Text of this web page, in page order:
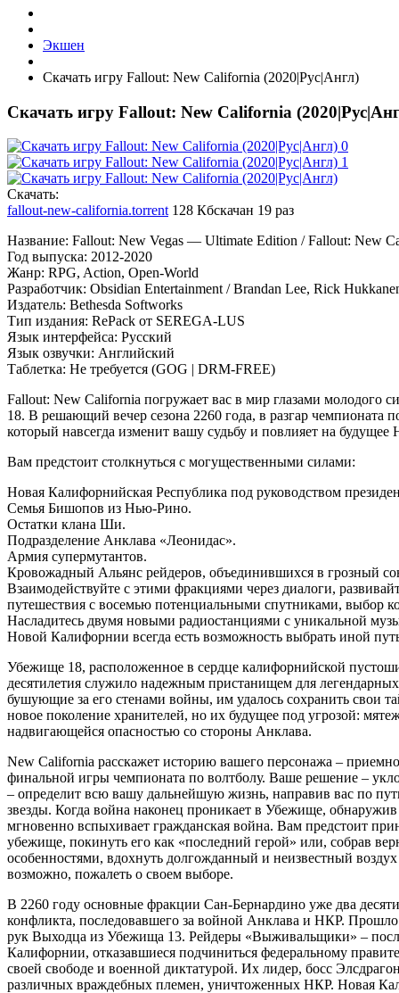
Экшен
Скачать игру Fallout: New California (2020|Рус|Англ)
Скачать игру Fallout: New California
Cкачать:
fallout-new-california.torrent 128 Кбскачан 19 раз
Название: Fallout: New Vegas — Ultimate Edition / Fallout: New
Год выпуска: 2012-2020
Жанр: RPG, Action, Open-World
Разработчик: Obsidian Entertainment / Brandan Lee, Rick
Издатель: Bethesda Softworks
Тип издания: RePack от SEREGA-LUS
Язык интерфейса: Русский
Язык озвучки: Английский
Таблетка: Не требуется (GOG | DRM-FREE)
Fallout: New California погружает вас в мир глазами молодого
18. В решающий вечер сезона 2260 года, в разгар чемпионата
который навсегда изменит вашу судьбу и повлияет на
Вам предстоит столкнуться с могущественными силами:
Новая Калифорнийская Республика под руководством
Семья Бишопов из Нью-Рино.
Остатки клана Ши.
Подразделение Анклава «Леонидас».
Армия супермутантов.
Кровожадный Альянс рейдеров, объединившихся в грозный
Взаимодействуйте с этими фракциями через диалоги,
путешествия с восемью потенциальными спутниками, выбор
Насладитесь двумя новыми радиостанциями с уникальной
Новой Калифорнии всегда есть возможность выбрать иной
Убежище 18, расположенное в сердце калифорнийской
десятилетия служило надежным пристанищем для
бушующие за его стенами войны, им удалось сохранить свои
новое поколение хранителей, но их будущее под угрозой:
надвигающейся опасностью со стороны Анклава.
New California расскажет историю вашего персонажа –
финальной игры чемпионата по волтболу. Ваше решение –
– определит всю вашу дальнейшую жизнь, направив вас по
звезды. Когда война наконец проникает в Убежище,
мгновенно вспыхивает гражданская война. Вам предстоит
убежище, покинуть его как «последний герой» или, собрав
особенностями, вдохнуть долгожданный и неизвестный
возможно, пожалеть о своем выборе.
В 2260 году основные фракции Сан-Бернардино уже два
конфликта, последовавшего за войной Анклава и НКР. Прошло
рук Выходца из Убежища 13. Рейдеры «Выживальщики» –
Калифорнии, отказавшиеся подчиниться федеральному
своей свободе и военной диктатурой. Их лидер, босс
различных враждебных племен, уничтоженных НКР. Новая